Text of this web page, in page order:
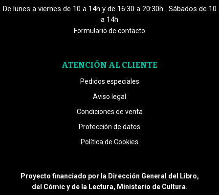
De lunes a viernes de 10 a 14h y de 16:30 a 20:30h . Sábados de 10
a 14h
Formulario de contacto
ATENCIÓN AL CLIENTE
Pedidos especiales
Aviso legal
Condiciones de venta
Protección de datos
Política de Cookies
Proyecto financiado por la Dirección General del Libro,
del Cómic y de la Lectura, Ministerio de Cultura.